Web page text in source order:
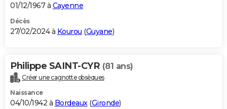
01/12/1967 à Cayenne
Décès
27/02/2024 à Kourou (Guyane)
Philippe SAINT-CYR (81 ans)
Créer une cagnotte obsèques
Naissance
04/10/1942 à Bordeaux(Gironde)